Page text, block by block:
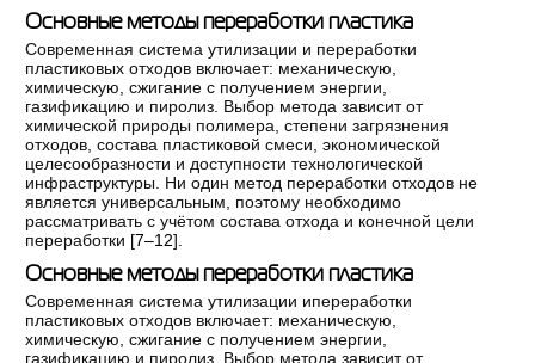
Основные методы переработки пластика
Современная система утилизации и переработки
пластиковых отходов включает: механическую,
химическую, сжигание с получением энергии,
газификацию и пиролиз. Выбор метода зависит от
химической природы полимера, степени загрязнения
отходов, состава пластиковой смеси, экономической
целесообразности и доступности технологической
инфраструктуры. Ни один метод переработки отходов не
является универсальным, поэтому необходимо
рассматривать с учётом состава отхода и конечной цели
переработки [7–12].
Основные методы переработки пластика
Современная система утилизации ипереработки
пластиковых отходов включает: механическую,
химическую, сжигание с получением энергии,
газификацию и пиролиз. Выбор метода зависит от